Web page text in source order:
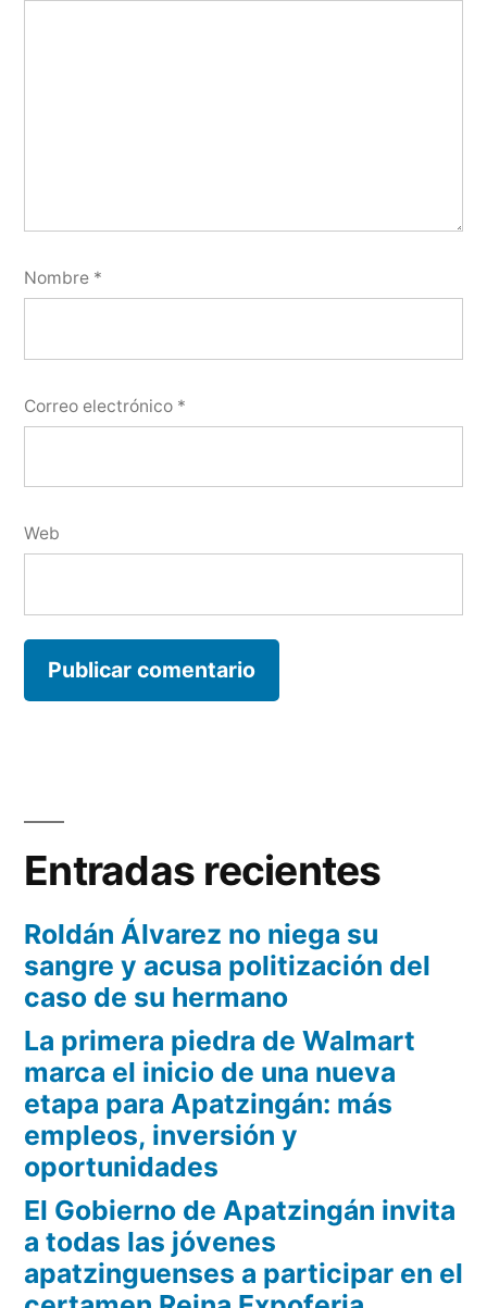
Nombre *
Correo electrónico *
Web
Entradas recientes
Roldán Álvarez no niega su
sangre y acusa politización del
caso de su hermano
La primera piedra de Walmart
marca el inicio de una nueva
etapa para Apatzingán: más
empleos, inversión y
oportunidades
El Gobierno de Apatzingán invita
a todas las jóvenes
apatzinguenses a participar en el